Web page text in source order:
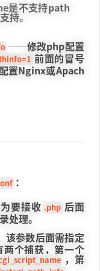
是不支持path
持。
——修改php配置
前面的冒号
置Nginx或Apach
：
要接收 .php 后面
处理。
该参数后面需指定
个捕获，第一个
，第